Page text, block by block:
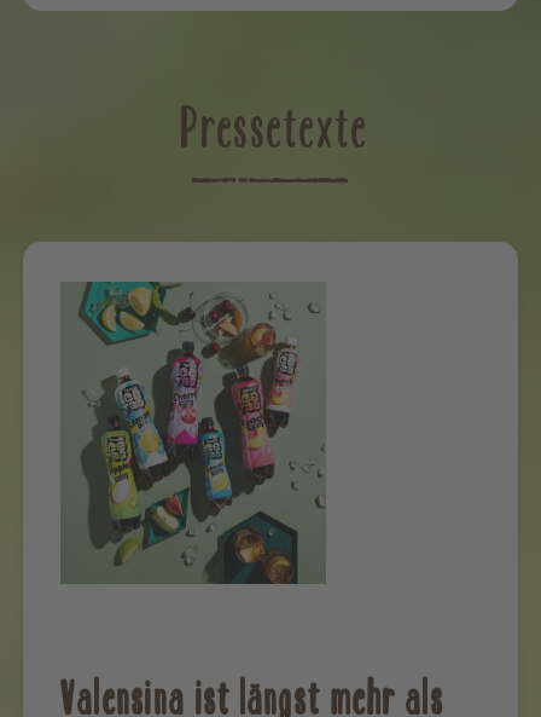
Pressetexte
Valensina ist längst mehr als